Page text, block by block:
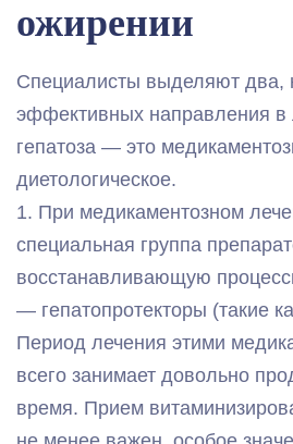
ожирении
Специалисты выделяют два,
эффективных направления в
гепатоза — это
диетологическое.
1. При медикаментозном
специальная группа
восстанавливающую
— гепатопротекторы (такие
Период лечения этими
всего занимает довольно
время. Прием